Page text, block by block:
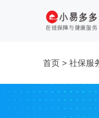
首页 > 社保服